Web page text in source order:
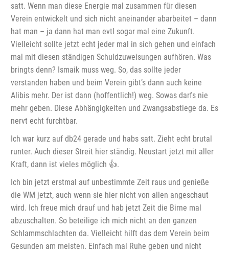
satt. Wenn man diese Energie mal zusammen für diesen
Verein entwickelt und sich nicht aneinander abarbeitet – dann
hat man – ja dann hat man evtl sogar mal eine Zukunft.
Vielleicht sollte jetzt echt jeder mal in sich gehen und einfach
mal mit diesen ständigen Schuldzuweisungen aufhören. Was
bringts denn? Ismaik muss weg. So, das sollte jeder
verstanden haben und beim Verein gibt’s dann auch keine
Alibis mehr. Der ist dann (hoffentlich!) weg. Sowas darfs nie
mehr geben. Diese Abhängigkeiten und Zwangsabstiege da. Es
nervt echt furchtbar.
Ich war kurz auf db24 gerade und habs satt. Zieht echt brutal
runter. Auch dieser Streit hier ständig. Neustart jetzt mit aller
Kraft, dann ist vieles möglich 👍.
Ich bin jetzt erstmal auf unbestimmte Zeit raus und genieße
die WM jetzt, auch wenn sie hier nicht von allen angeschaut
wird. Ich freue mich drauf und hab jetzt Zeit die Birne mal
abzuschalten. So beteilige ich mich nicht an den ganzen
Schlammschlachten da. Vielleicht hilft das dem Verein beim
Gesunden am meisten. Einfach mal Ruhe geben und nicht